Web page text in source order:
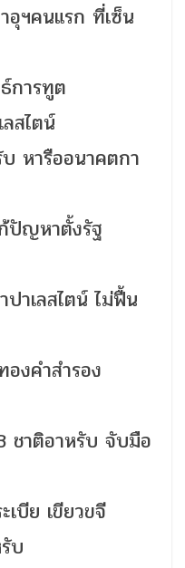
ฯคนแรก ที่เซ็น
การทูต
สไตน์
หารืออนาคตกา
ปัญหาตั้งรัฐ
าเลสไตน์ ไม่ฟื้น
งคำสำรอง
ชาติอาหรับ จับมือ
บีย เขียวขจี
บ